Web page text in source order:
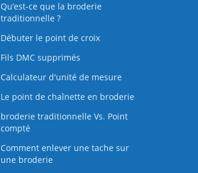
Qu’est-ce que la broderie
traditionnelle ?
Débuter le point de croix
Fils DMC supprimés
Calculateur d'unité de mesure
Le point de chaînette en broderie
broderie traditionnelle Vs. Point
compté
Comment enlever une tache sur
une broderie